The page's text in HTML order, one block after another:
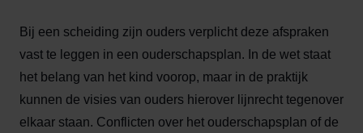
Bij een scheiding zijn ouders verplicht deze afspraken
vast te leggen in een ouderschapsplan. In de wet staat
het belang van het kind voorop, maar in de praktijk
kunnen de visies van ouders hierover lijnrecht tegenover
elkaar staan. Conflicten over het ouderschapsplan of de